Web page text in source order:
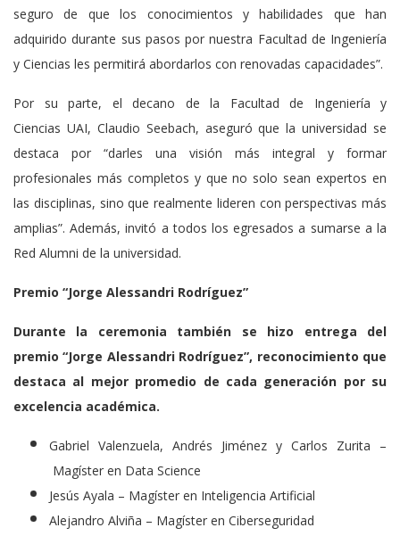
seguro de que los conocimientos y habilidades que han
adquirido durante sus pasos por nuestra Facultad de Ingeniería
y Ciencias les permitirá abordarlos con renovadas capacidades”.
Por su parte, el decano de la Facultad de Ingeniería y
Ciencias UAI, Claudio Seebach, aseguró que la universidad se
destaca por “darles una visión más integral y formar
profesionales más completos y que no solo sean expertos en
las disciplinas, sino que realmente lideren con perspectivas más
amplias”. Además, invitó a todos los egresados a sumarse a la
Red Alumni de la universidad.
Premio “Jorge Alessandri Rodríguez”
Durante la ceremonia también se hizo entrega del
premio “Jorge Alessandri Rodríguez”, reconocimiento que
destaca al mejor promedio de cada generación por su
excelencia académica.
Gabriel Valenzuela, Andrés Jiménez y Carlos Zurita –
Magíster en Data Science
Jesús Ayala – Magíster en Inteligencia Artificial
Alejandro Alviña – Magíster en Ciberseguridad